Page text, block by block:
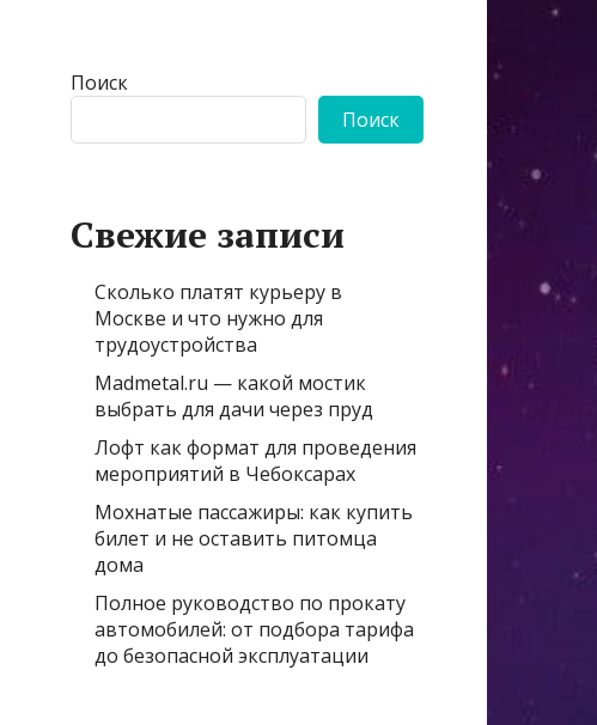
Поиск
Поиск
Свежие записи
Сколько платят курьеру в
Москве и что нужно для
трудоустройства
Madmetal.ru — какой мостик
выбрать для дачи через пруд
Лофт как формат для проведения
мероприятий в Чебоксарах
Мохнатые пассажиры: как купить
билет и не оставить питомца
дома
Полное руководство по прокату
автомобилей: от подбора тарифа
до безопасной эксплуатации